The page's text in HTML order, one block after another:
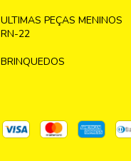
ULTIMAS PEÇAS MENINOS
RN-22
BRINQUEDOS